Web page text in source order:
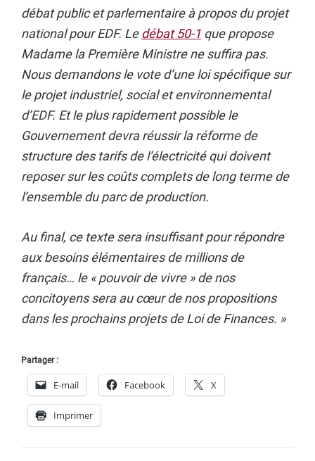
débat public et parlementaire à propos du projet
national pour EDF. Ledébat 50-1 que propose
Madame la Première Ministre ne suffira pas.
Nous demandons le vote d’une loi spécifique sur
le projet industriel, social et environnemental
d’EDF. Et le plus rapidement possible le
Gouvernement devra réussir la réforme de
structure des tarifs de l’électricité qui doivent
reposer sur les coûts complets de long terme de
l’ensemble du parc de production.
Au final, ce texte sera insuffisant pour répondre
aux besoins élémentaires de millions de
français… le « pouvoir de vivre » de nos
concitoyens sera au cœur de nos propositions
dans les prochains projets de Loi de Finances. »
Partager :
E-mail Facebook X
Imprimer